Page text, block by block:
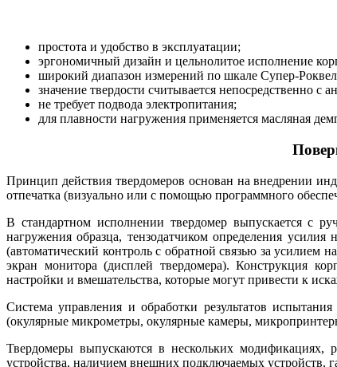
простота и удобство в эксплуатации;
эргономичный дизайн и цельнолитое исполнение
широкий диапазон измерений по шкале Супер-
значение твердости считывается непосредственно с
не требует подвода электропитания;
для плавности нагружения применяется масляная
Принцип действия твердомеров основан на внедрении
отпечатка (визуально или с помощью программного
В стандартном исполнении твердомер выпускается с
нагружения образца, тензодатчиком определения
(автоматический контроль с обратной связью за усилием
экран монитора (дисплей твердомера). Конструкция
настройки и вмешательства, которые могут привести к
Система управления и обработки результатов
(окулярные микрометры, окулярные камеры,
Твердомеры выпускаются в нескольких модификациях,
устройства, наличием внешних подключаемых устройств,